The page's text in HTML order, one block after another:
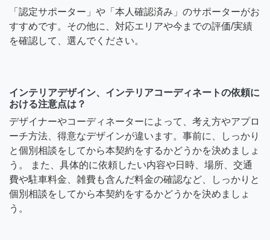
「認定サポーター」や「本人確認済み」のサポーターがお
すすめです。その他に、対応エリアや今までの評価/実績
を確認して、選んでください。
インテリアデザイン、インテリアコーディネートの依頼に
おける注意点は？
デザイナーやコーディネーターによって、考え方やアプロ
ーチ方法、得意なデザインが違います。事前に、しっかり
と個別相談をしてから本契約をするかどうかを決めましょ
う。 また、具体的に依頼したい内容や日時、場所、交通
費や駐車料金、雑費も含んだ料金の確認など、しっかりと
個別相談をしてから本契約をするかどうかを決めましょ
う。